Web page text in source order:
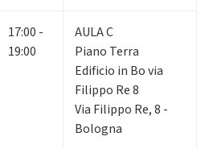
17:00 -
19:00
AULA C
Piano Terra
Edificio in Bo via
Filippo Re 8
Via Filippo Re, 8 -
Bologna